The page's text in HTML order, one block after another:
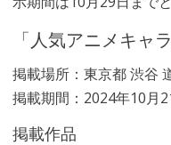
「人気アニメキャ
掲載場所：東京都 渋谷
掲載期間：2024年10月
掲載作品